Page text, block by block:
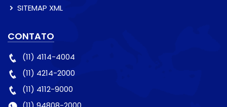
SITEMAP XML
CONTATO
(11) 4114-4004
(11) 4214-2000
(11) 4112-9000